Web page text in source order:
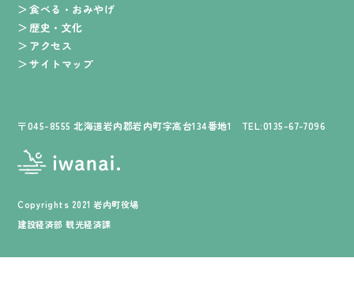
食べる・おみやげ
歴史・文化
アクセス
サイトマップ
〒045-8555 北海道岩内郡岩内町字高台134番地1 TEL:0135-67-7096
Copyrights 2021 岩内町役場
建設経済部 観光経済課